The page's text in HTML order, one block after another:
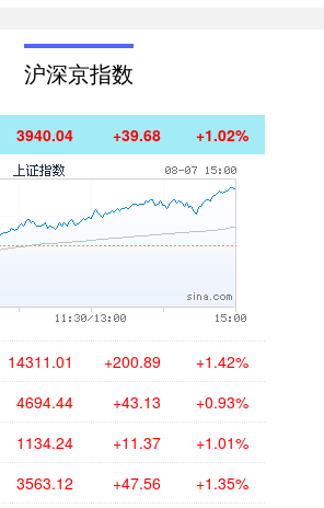
沪深京指数
3940.04 +39.68 +1.02%
14311.01 +200.89 +1.42%
4694.44 +43.13 +0.93%
1134.24 +11.37 +1.01%
3563.12 +47.56 +1.35%